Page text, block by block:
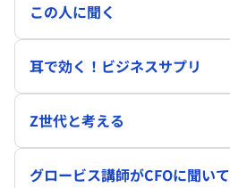
この人に聞く
耳で効く！ビジネスサプリ
Z世代と考える
グロービス講師がCFOに聞い